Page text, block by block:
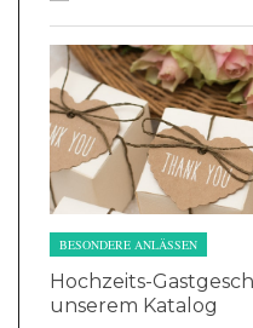
BESONDERE ANLÄSSEN
Hochzeits-
unserem Katalog